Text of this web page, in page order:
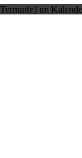
Termin(e) im